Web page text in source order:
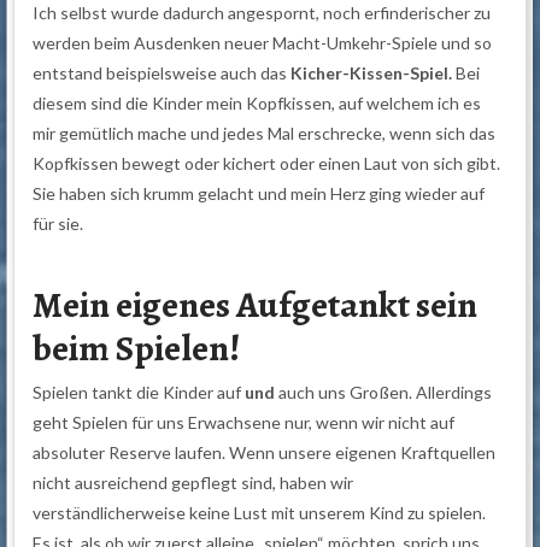
Ich selbst wurde dadurch angespornt, noch erfinderischer zu
werden beim Ausdenken neuer Macht-Umkehr-Spiele und so
entstand beispielsweise auch das Kicher-Kissen-Spiel.Bei
diesem sind die Kinder mein Kopfkissen, auf welchem ich es
mir gemütlich mache und jedes Mal erschrecke, wenn sich das
Kopfkissen bewegt oder kichert oder einen Laut von sich gibt.
Sie haben sich krumm gelacht und mein Herz ging wieder auf
für sie.
Mein eigenes Aufgetankt sein
beim Spielen!
Spielen tankt die Kinder auf und auch uns Großen. Allerdings
geht Spielen für uns Erwachsene nur, wenn wir nicht auf
absoluter Reserve laufen. Wenn unsere eigenen Kraftquellen
nicht ausreichend gepflegt sind, haben wir
verständlicherweise keine Lust mit unserem Kind zu spielen.